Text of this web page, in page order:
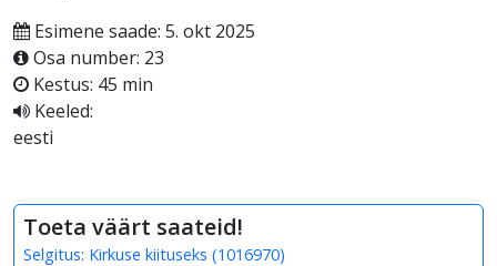
Esimene saade: 5. okt 2025
Osa number: 23
Kestus: 45 min
Keeled:
eesti
Toeta väärt saateid!
Selgitus: Kirkuse kiituseks (1016970)